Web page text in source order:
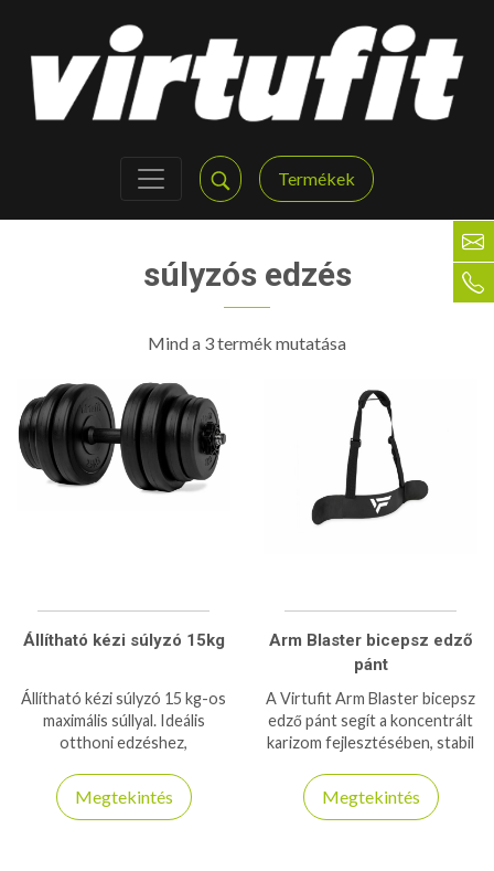
Termékek
súlyzós edzés
Mind a 3 termék mutatása
Állítható kézi súlyzó 15kg
Állítható kézi súlyzó 15 kg-os
maximális súllyal. Ideális
otthoni edzéshez,
megoldás az erőnlét
fejlesztésére.
Megtekintés
Arm Blaster bicepsz edző
pánt
A Virtufit Arm Blaster bicepsz
edző pánt segít a koncentrált
karizom fejlesztésében, stabil
biztosít edzés közben.
Megtekintés